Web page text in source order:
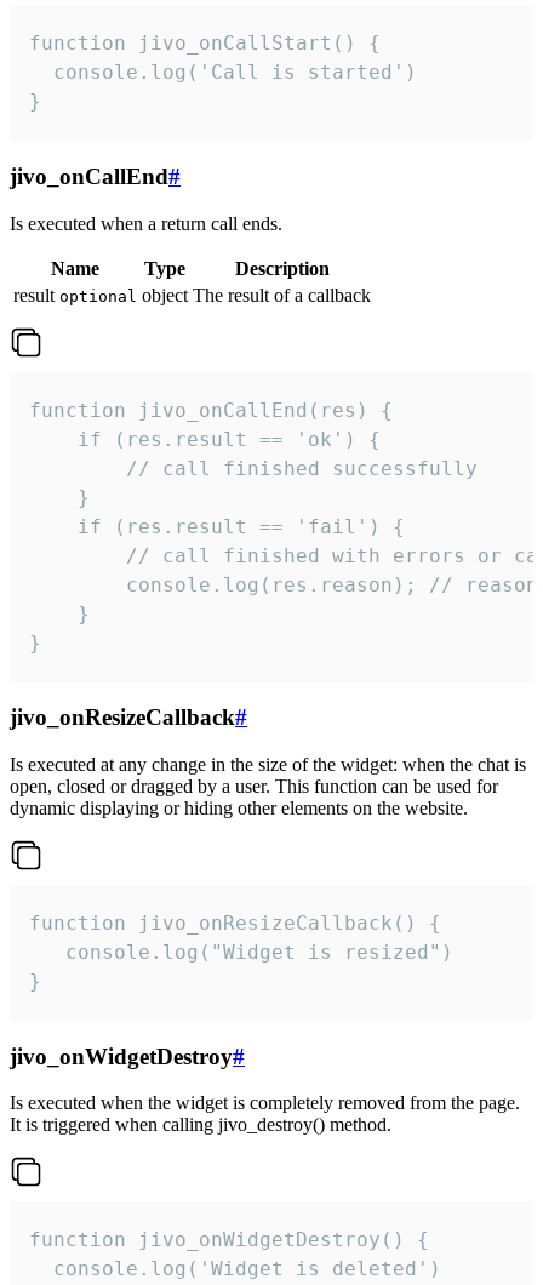
function jivo_onCallStart() {
  console.log('Call is started')
}
jivo_onCallEnd#
Is executed when a return call ends.
Name Type
Description
result optional object The result of a callback
function jivo_onCallEnd(res) {
    if (res.result == 'ok') {
        // call finished successfully
    }
    if (res.result == 'fail') {
// call finished with errors or
console.log(res.reason); //
    }
}
jivo_onResizeCallback#
Is executed at any change in the size of the widget: when the chat is
open, closed or dragged by a user. This function can be used for
dynamic displaying or hiding other elements on the website.
function jivo_onResizeCallback() {
   console.log("Widget is resized")
}
jivo_onWidgetDestroy#
Is executed when the widget is completely removed from the page.
It is triggered when calling jivo_destroy() method.
function jivo_onWidgetDestroy() {
  console.log('Widget is deleted')